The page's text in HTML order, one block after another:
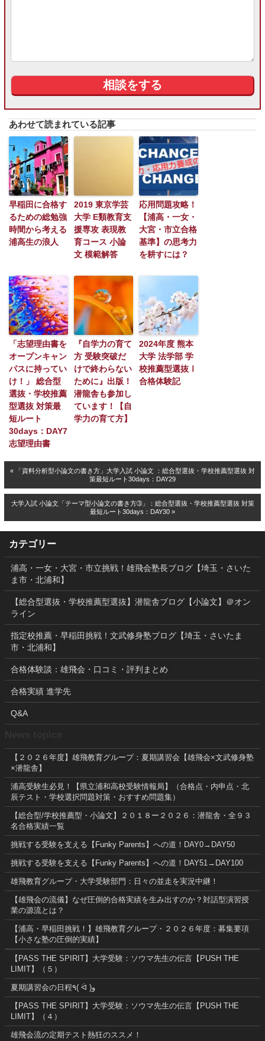
あわせて読まれている記事
早稲田に合格す
るための総勉強
時間から考える
浦高生の浪人
2019 東京学芸
大学 E類教育支
援専攻 表現教
育コース 小論
文 模範解答
応用問題攻略！
【浦高・一女・
大宮・市立合格
基準】の思考力
を耕すには？
「志望理由書を
オープンキャン
パスに持ってい
け！」 総合型
選抜・学校推薦
型選抜 対策最
短ルート
30days：DAY7
志望理由書
『自学力の育て
方 受験突破だ
けで終わらない
ために』出版！
潜龍舎も参加し
ています！【自
学力の育て方】
2024年度 熊本
大学 法学部 学
校推薦型選抜Ⅰ
合格体験記
« 「資料分析型小論文の書き方」大学入試 小論文 ：総合型選抜・学校推薦型選抜 対
策最短ルート30days：DAY29
大学入試 小論文「テーマ型小論文の書き方➂」：総合型選抜・学校推薦型選抜 対策
最短ルート30days：DAY30 »
カテゴリー
浦高・一女・大宮・市立挑戦！雄飛会塾長ブログ【埼玉・さいた
ま市・北浦和】
【総合型選抜・学校推薦型選抜】潜龍舎ブログ【小論文】＠オン
ライン
指定校推薦・早稲田挑戦！文武修身塾ブログ【埼玉・さいたま
市・北浦和】
合格体験談：雄飛会・口コミ・評判まとめ
合格実績 進学先
Q&A
【２０２６年度】雄飛教育グループ：夏期講習会【雄飛会×文武修身塾
×潜龍舎】
浦高受験生必見！【県立浦和高校受験情報局】（合格点・内申点・北
辰テスト・学校選択問題対策・おすすめ問題集）
【総合型/学校推薦型・小論文】２０１８ー２０２６：潜龍舎・全９３
名合格実績一覧
挑戦する受験を支える【Funky Parents】への道！DAY0→DAY50
挑戦する受験を支える【Funky Parents】への道！DAY51→DAY100
雄飛教育グループ・大学受験部門：日々の並走を実況中継！
【雄飛会の流儀】なぜ圧倒的合格実績を生み出すのか？対話型演習授
業の源流とは？
【浦高・早稲田挑戦！】雄飛教育グループ・２０２６年度：募集要項
【小さな塾の圧倒的実績】
【PASS THE SPIRIT】大学受験：ソウマ先生の伝言【PUSH THE
LIMIT】（５）
夏期講習会の日程٩( ᐛ )و
【PASS THE SPIRIT】大学受験：ソウマ先生の伝言【PUSH THE
LIMIT】（４）
雄飛会流の定期テスト熱狂のススメ！